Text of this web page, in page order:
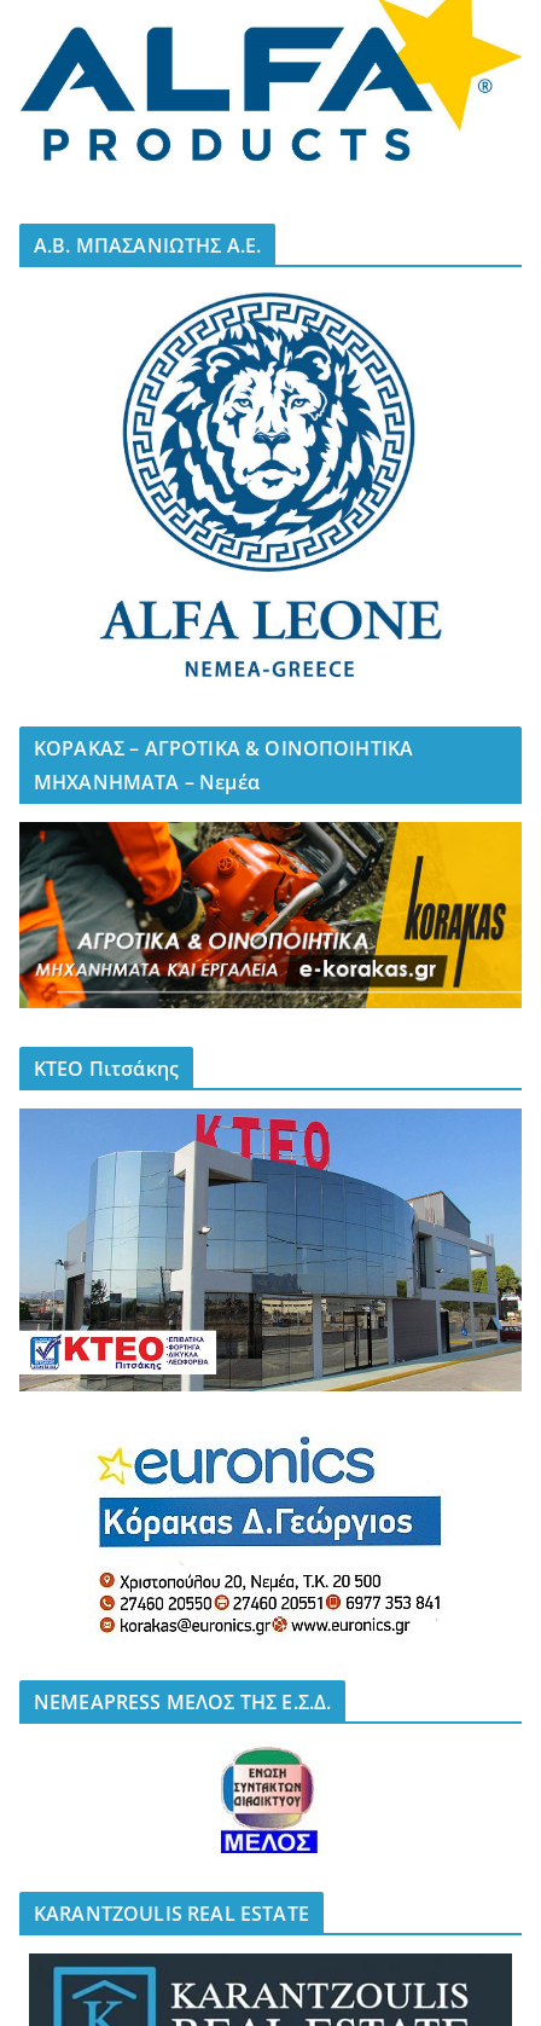
A.B. ΜΠΑΣΑΝΙΩΤΗΣ Α.Ε.
ΚΟΡΑΚΑΣ – ΑΓΡΟΤΙΚΑ & ΟΙΝΟΠΟΙΗΤΙΚΑ
ΜΗΧΑΝΗΜΑΤΑ – Νεμέα
ΚΤΕΟ Πιτσάκης
NEMEAPRESS ΜΕΛΟΣ ΤΗΣ Ε.Σ.Δ.
KARANTZOULIS REAL ESTATE